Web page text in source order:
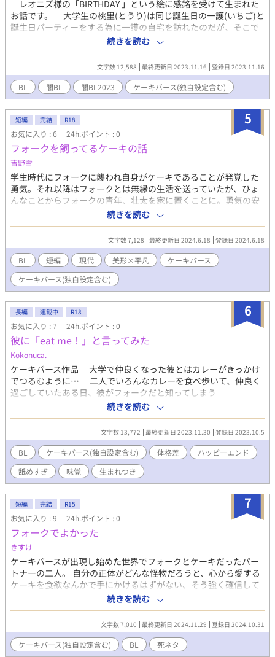
レオニズ様の「BIRTHDAY 」という絵に感銘を受けて生まれた
お話です。 大学生の桃里(とうり)は同じ誕生日の一護(いちご)と
誕生日パーティーをする為に一護の自宅を訪れたのだが、そこで
異様な光景があって、室内にはバースディケーキと、イチゴのか
ぶりものをした全裸の男3人がいて… ＊ケーキバース設定、
闇、リバ、3人の絡み注意
続きを読む
文字数 12,588 最終更新日 2023.11.16 登録日 2023.11.16
BL 闇BL 闇BL2023 ケーキバース(独自設定含む)
5
短編 完結 R18
お気に入り : 6 24h.ポイント : 0
フォークを飼ってるケーキの話
吉野雪
学生時代にフォークに襲われ自身がケーキであることが発覚した
勇気。それ以降はフォークとは無縁の生活を送っていたが、ひょ
んなことからフォークの青年、壮太を家に置くことに。勇気の安
全のため、自ら鎖に繋がれる壮太と、「食事」を提供する勇気の
ある一夜の話。ケーキバースに関する独自の設定が含まれます。
フォークはケーキに近づくと流血沙汰の事件を起こすことがある
ので、基本的に警戒され、なんとなく冷遇されている感じです。
ケーキを傷つけたくないフォーク×お人好しケーキ。タイトル通
りにしたかったのですが「ケーキに自分を飼わせてるフォーク」
みたいになってしまいました。挿入はなしです。 ムーンライトノ
ベルズ様にも掲載しております。
続きを読む
文字数 7,128 最終更新日 2024.6.18 登録日 2024.6.18
BL 短編 現代 美形×平凡
ケーキバース
ケーキバース(独自設定含む)
6
長編 連載中 R18
お気に入り : 7 24h.ポイント : 0
彼に「eat me！」と言ってみた
Kokonuca.
ケーキバース作品 大学で仲良くなった彼とはカレーがきっかけ
でつるむように… 二人でいろんなカレーを食べ歩いて、仲良く
過ごしていたある日、彼がフォークだと知ってしまう
続きを読む
文字数 13,772 最終更新日 2023.11.30 登録日 2023.10.5
BL ケーキバース(独自設定含む) 体格差
ハッピーエンド
舐めすぎ
味覚 生まれつき
7
短編 完結 R15
お気に入り : 9 24h.ポイント : 0
フォークでよかった
きすけ
ケーキバースが出現し始めた世界でフォークとケーキだったパー
トナーの二人。 自分の正体がどんな怪物だろうと、心から愛する
ケーキを食欲なんかで手にかけるはずがない、そう強く確信して
続きを読む
文字数 7,010 最終更新日 2024.11.29 登録日 2024.10.31
ケーキバース(独自設定含む) BL 死ネタ